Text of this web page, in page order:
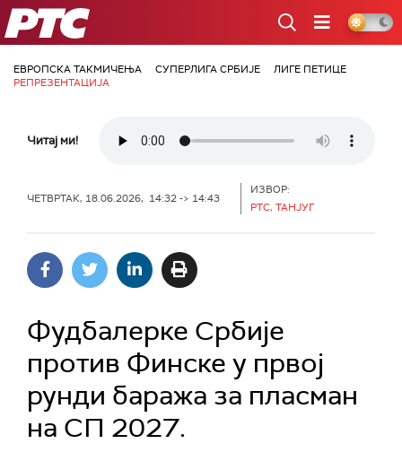
РТС
ЕВРОПСКА ТАКМИЧЕЊА СУПЕРЛИГА СРБИЈЕ
ЛИГЕ ПЕТИЦЕ
РЕПРЕЗЕНТАЦИЈА
Читај ми!
ЧЕТВРТАК, 18.06.2026, 14:32 -> 14:43
ИЗВОР:
РТС, ТАНЈУГ
Фудбалерке Србије
против Финске у првој
рунди баража за пласман
на СП 2027.